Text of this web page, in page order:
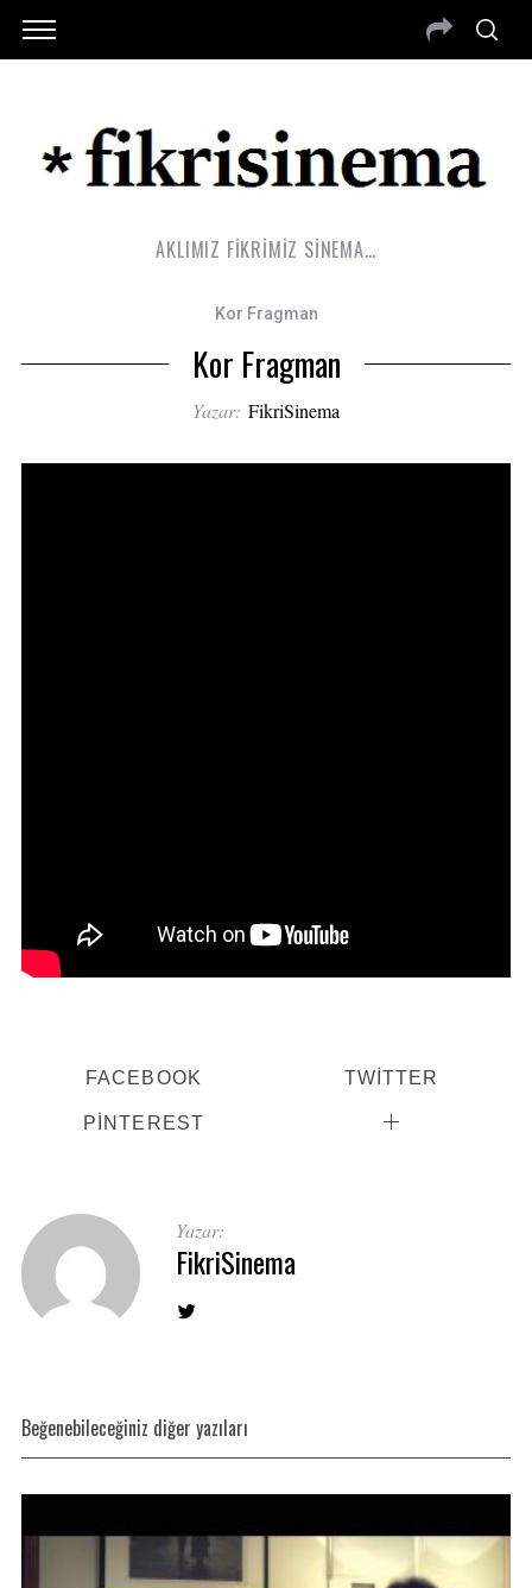
AKLIMIZ FİKRİMİZ SİNEMA…
Kor Fragman
Kor Fragman
Yazar: FikriSinema
FACEBOOK TWITTER
PINTEREST
Yazar:
FikriSinema
Beğenebileceğiniz diğer yazıları